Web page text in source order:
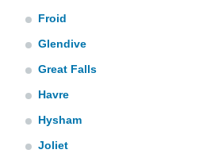
Froid
Glendive
Great Falls
Havre
Hysham
Joliet